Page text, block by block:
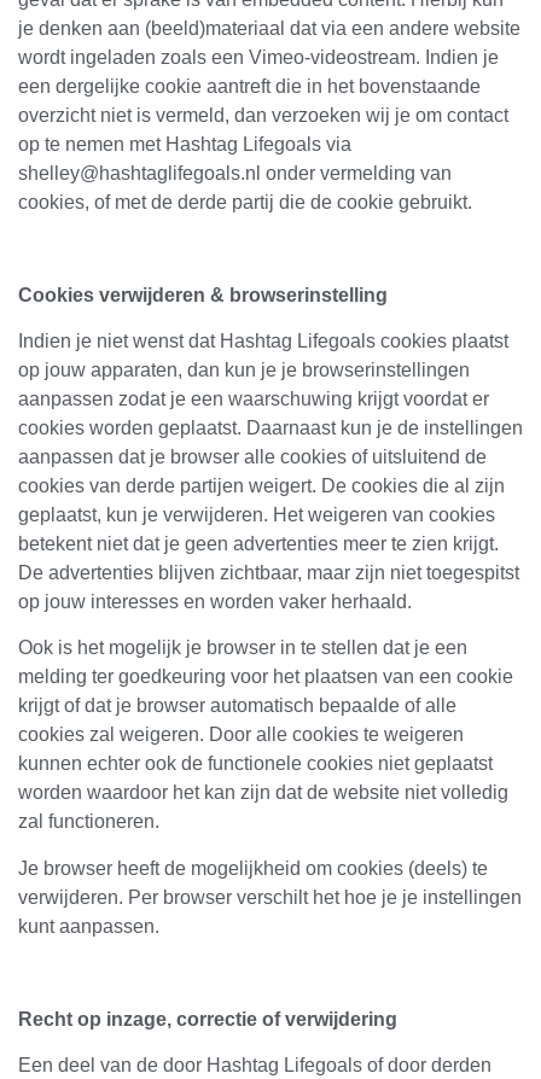
je denken aan (beeld)materiaal dat via een andere website
wordt ingeladen zoals een Vimeo-videostream. Indien je
een dergelijke cookie aantreft die in het bovenstaande
overzicht niet is vermeld, dan verzoeken wij je om contact
op te nemen met Hashtag Lifegoals via
shelley@hashtaglifegoals.nl onder vermelding van
cookies, of met de derde partij die de cookie gebruikt.
Cookies verwijderen & browserinstelling
Indien je niet wenst dat Hashtag Lifegoals cookies plaatst
op jouw apparaten, dan kun je je browserinstellingen
aanpassen zodat je een waarschuwing krijgt voordat er
cookies worden geplaatst. Daarnaast kun je de instellingen
aanpassen dat je browser alle cookies of uitsluitend de
cookies van derde partijen weigert. De cookies die al zijn
geplaatst, kun je verwijderen. Het weigeren van cookies
betekent niet dat je geen advertenties meer te zien krijgt.
De advertenties blijven zichtbaar, maar zijn niet toegespitst
op jouw interesses en worden vaker herhaald.
Ook is het mogelijk je browser in te stellen dat je een
melding ter goedkeuring voor het plaatsen van een cookie
krijgt of dat je browser automatisch bepaalde of alle
cookies zal weigeren. Door alle cookies te weigeren
kunnen echter ook de functionele cookies niet geplaatst
worden waardoor het kan zijn dat de website niet volledig
zal functioneren.
Je browser heeft de mogelijkheid om cookies (deels) te
verwijderen. Per browser verschilt het hoe je je instellingen
kunt aanpassen.
Recht op inzage, correctie of verwijdering
Een deel van de door Hashtag Lifegoals of door derden